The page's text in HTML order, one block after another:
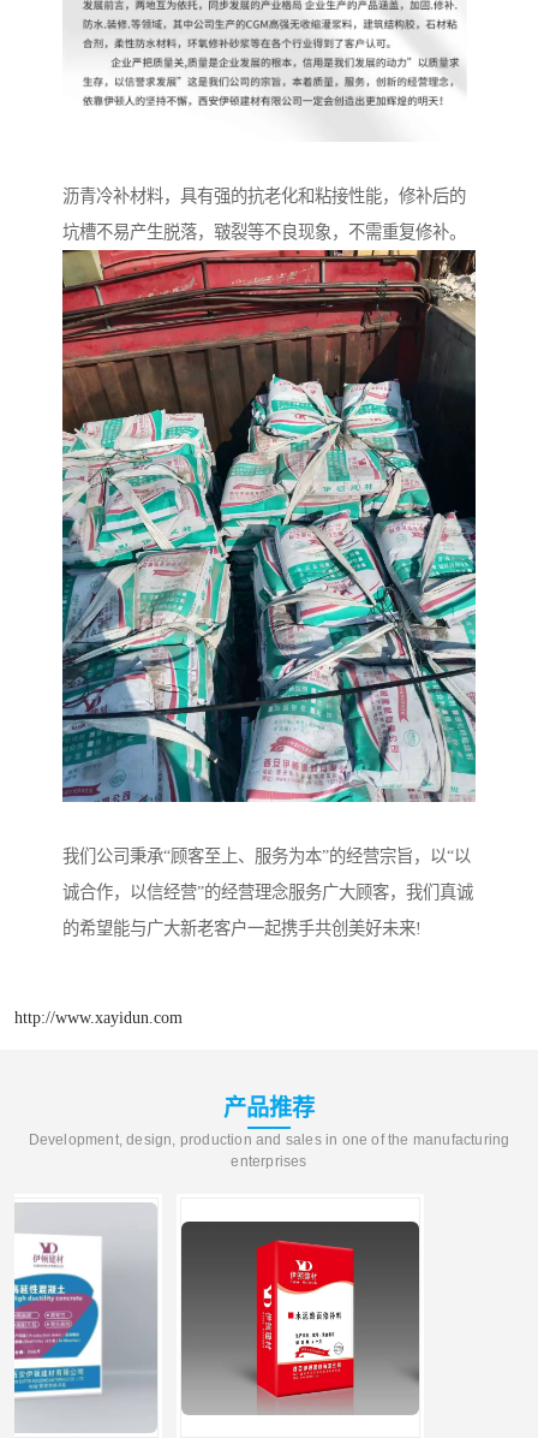
沥青冷补材料，具有强的抗老化和粘接性能，修补后的
坑槽不易产生脱落，皲裂等不良现象，不需重复修补。
我们公司秉承“顾客至上、服务为本”的经营宗旨，以“以
诚合作，以信经营”的经营理念服务广大顾客，我们真诚
的希望能与广大新老客户一起携手共创美好未来!
http://www.xayidun.com
产品推荐
Development, design, production and sales in one of the manufacturing
enterprises